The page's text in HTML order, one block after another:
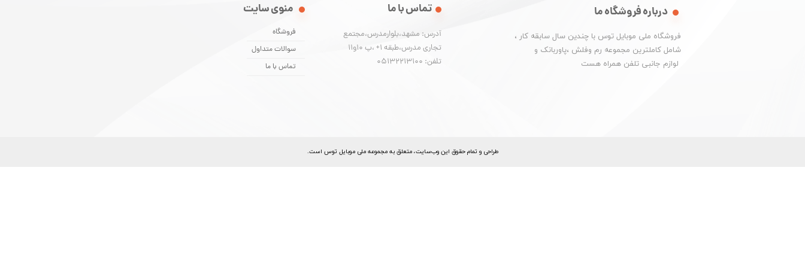
​طراحی و تمام حقوق اين وب‌سايت، متعلق به مجموعه ملی موبایل توس است.
درباره فروشگاه ما
​فروشگاه ملی موبایل توس با چندین سال سابقه کار ،
شامل کاملترین مجموعه رم وفلش ،پاوربانک و
​​​​​​​ لوازم جانبی تلفن همراه هست
منوی سایت
فروشگاه
سوالات متداول
تماس با ما
تماس با ما
آدرس: مشهد،بلوارمدرس،مجتمع
تجاری مدرس،طبقه 1+ ،پ 10و11
تلفن: 05132213100